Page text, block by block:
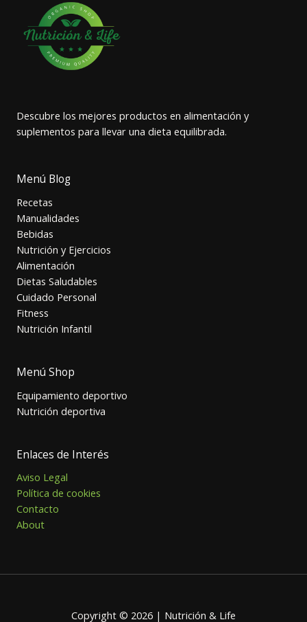
Descubre los mejores productos en alimentación y
suplementos para llevar una dieta equilibrada.
Menú Blog
Recetas
Manualidades
Bebidas
Nutrición y Ejercicios
Alimentación
Dietas Saludables
Cuidado Personal
Fitness
Nutrición Infantil
Menú Shop
Equipamiento deportivo
Nutrición deportiva
Enlaces de Interés
Aviso Legal
Política de cookies
Contacto
About
Copyright © 2026 | Nutrición & Life